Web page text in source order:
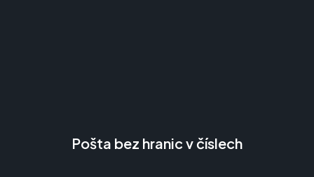
Pošta bez hranic v číslech